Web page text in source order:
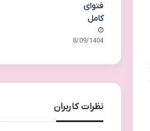
فتوای
کامل
28/09/1404
نظرات کاربران